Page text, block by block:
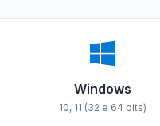
Windows
10, 11 (32 e 64 bits)